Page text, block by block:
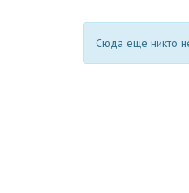
Сюда еще никто